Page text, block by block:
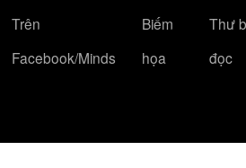
Trên
Facebook/Minds
Biếm
họa
Thư
đọc